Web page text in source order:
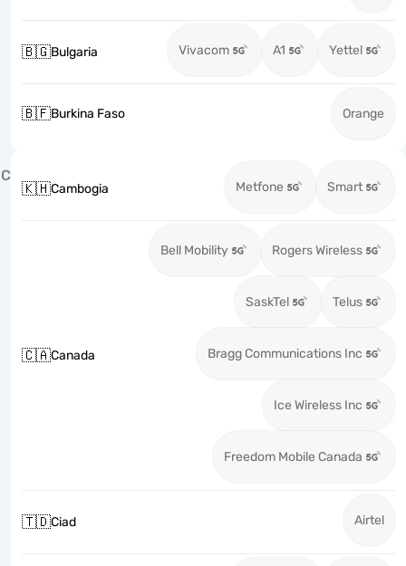
🇧🇬Bulgaria Vivacom A1 Yettel
🇧🇫Burkina Faso Orange
C
🇰🇭Cambogia Metfone Smart
🇨🇦Canada
Bell Mobility Rogers Wireless
SaskTel Telus
Bragg Communications Inc
Ice Wireless Inc
Freedom Mobile Canada
🇹🇩Ciad Airtel